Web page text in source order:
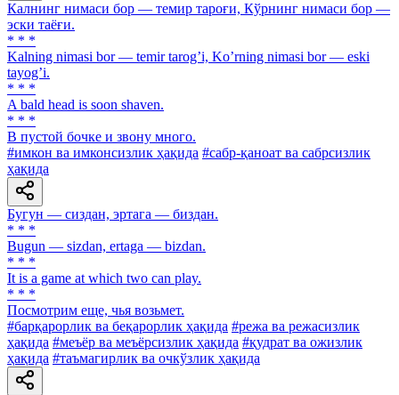
Калнинг нимаси бор — темир тароғи, Кўрнинг нимаси бор —
эски таёғи.
* * *
Kalning nimasi bor — temir tarogʼi, Koʼrning nimasi bor — eski
tayogʼi.
* * *
A bald head is soon shaven.
* * *
В пустой бочке и звону много.
#имкон ва имконсизлик ҳақида #сабр-қаноат ва сабрсизлик
ҳақида
Бугун — сиздан, эртага — биздан.
* * *
Bugun — sizdan, ertaga — bizdan.
* * *
It is a game at which two can play.
* * *
Посмотрим еще, чья возьмет.
#барқарорлик ва беқарорлик ҳақида #режа ва режасизлик
ҳақида #меъёр ва меъёрсизлик ҳақида #қудрат ва ожизлик
ҳақида #таъмагирлик ва очкўзлик ҳақида